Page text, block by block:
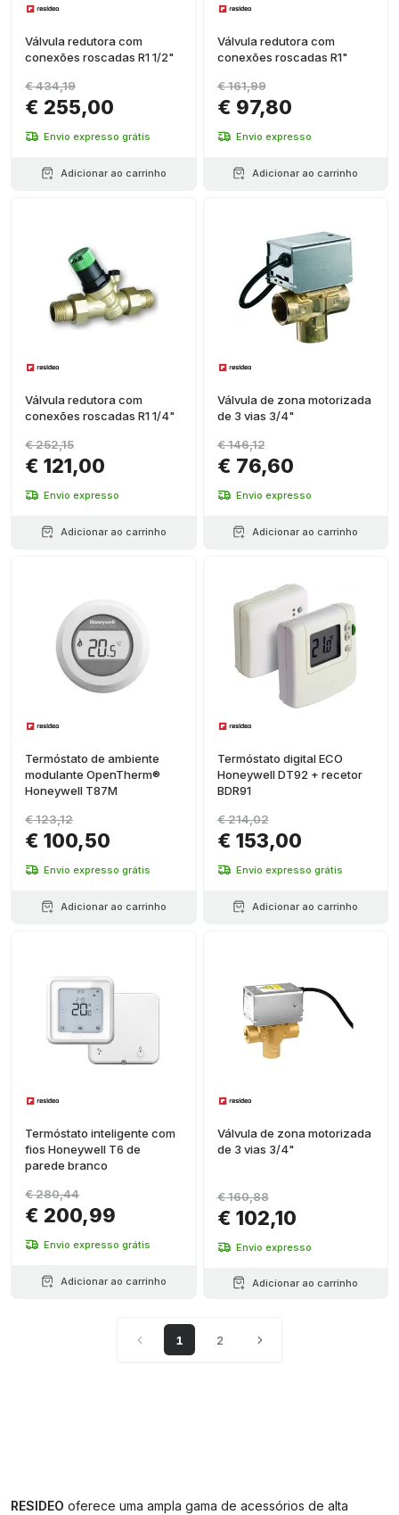
Válvula redutora com
conexões roscadas R1 1/2"
€ 255,00
€ 434,19
Envio expresso grátis
Adicionar ao carrinho
Válvula redutora com
conexões roscadas R1"
€ 97,80
€ 161,99
Envio expresso
Adicionar ao carrinho
Válvula redutora com
conexões roscadas R1 1/4"
€ 121,00
€ 252,15
Envio expresso
Adicionar ao carrinho
Válvula de zona motorizada
de 3 vias 3/4"
€ 76,60
€ 146,12
Envio expresso
Adicionar ao carrinho
Termóstato de ambiente
modulante OpenTherm®
Honeywell T87M
€ 100,50
€ 123,12
Envio expresso grátis
Adicionar ao carrinho
Termóstato digital ECO
Honeywell DT92 + recetor
BDR91
€ 153,00
€ 214,02
Envio expresso grátis
Adicionar ao carrinho
Termóstato inteligente com
fios Honeywell T6 de
parede branco
€ 200,99
€ 280,44
Envio expresso grátis
Adicionar ao carrinho
Válvula de zona motorizada
de 3 vias 3/4"
€ 102,10
€ 160,88
Envio expresso
Adicionar ao carrinho
1 2
RESIDEO oferece uma ampla gama de acessórios de alta